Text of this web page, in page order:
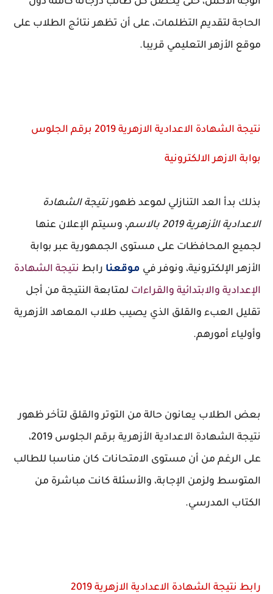
الحاجة لتقديم التظلمات، على أن تظهر نتائج الطلاب على
موقع الأزهر التعليمي قريبا.
نتيجة الشهادة الاعدادية الازهرية 2019 برقم الجلوس
بوابة الازهر الالكترونية
بذلك بدأ العد التنازلي لموعد ظهورنتيجة الشهادة
الاعدادية الأزهرية 2019 بالاسم
، وسيتم الإعلان عنها
لجميع المحافظات على مستوى الجمهورية عبر بوابة
الأزهر الإلكترونية، ونوفر في موقعنا رابط نتيجة الشهادة
الإعدادية والابتدائية والقراءات لمتابعة النتيجة من أجل
تقليل العبء والقلق الذي يصيب طلاب المعاهد الأزهرية
وأولياء أمورهم.
بعض الطلاب يعانون حالة من التوتر والقلق لتأخر ظهور
نتيجة الشهادة الاعدادية الأزهرية برقم الجلوس 2019،
على الرغم من أن مستوى الامتحانات كان مناسبا للطالب
المتوسط ولزمن الإجابة، والأسئلة كانت مباشرة من
الكتاب المدرسي.
رابط نتيجة الشهادة الاعدادية الازهرية 2019